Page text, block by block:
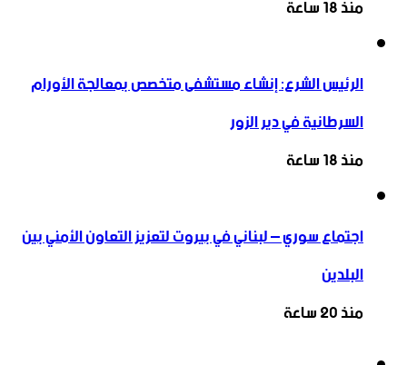
منذ 18 ساعة
الرئيس الشرع: إنشاء ‌‏مستشفى متخصص بمعالجة الأورام
السرطانية في دير الزور
منذ 18 ساعة
اجتماع سوري – لبناني في بيروت لتعزيز التعاون ‏الأمني ‏بين
البلدين
منذ 20 ساعة